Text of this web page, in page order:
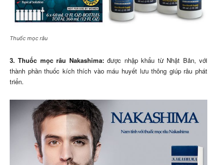
Thuốc mọc râu
3. Thuốc mọc râu Nakashima:được nhập khẩu từ Nhật Bản, với
thành phần thuốc kích thích vào máu huyết lưu thông giúp râu phát
triển.